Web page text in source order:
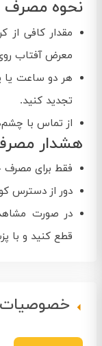
نحوه مصرف
معرض آفتاب
هر دو ساعت یا
تجدید کنید.
از تماس با
هشدار
فقط برای مصرف
دور از دسترس
در صورت
قطع کنید و با